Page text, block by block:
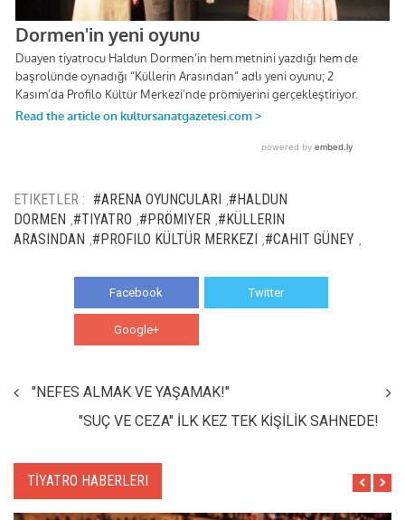
ETIKETLER : #ARENA OYUNCULARI #HALDUN
DORMEN #TIYATRO #PRÖMIYER #KÜLLERIN
ARASINDAN #PROFILO KÜLTÜR MERKEZI #CAHIT GÜNEY
Facebook Twitter
Google+
"NEFES ALMAK VE YAŞAMAK!"
"SUÇ VE CEZA" İLK KEZ TEK KİŞİLİK SAHNEDE!
TİYATRO HABERLERI